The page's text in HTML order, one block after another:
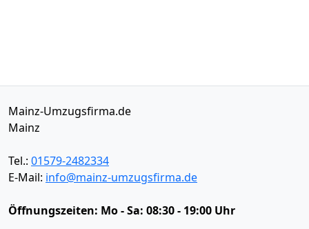
Mainz-Umzugsfirma.de
Mainz
Tel.: 01579-2482334
E-Mail: info@mainz-umzugsfirma.de
Öffnungszeiten: Mo - Sa: 08:30 - 19:00 Uhr